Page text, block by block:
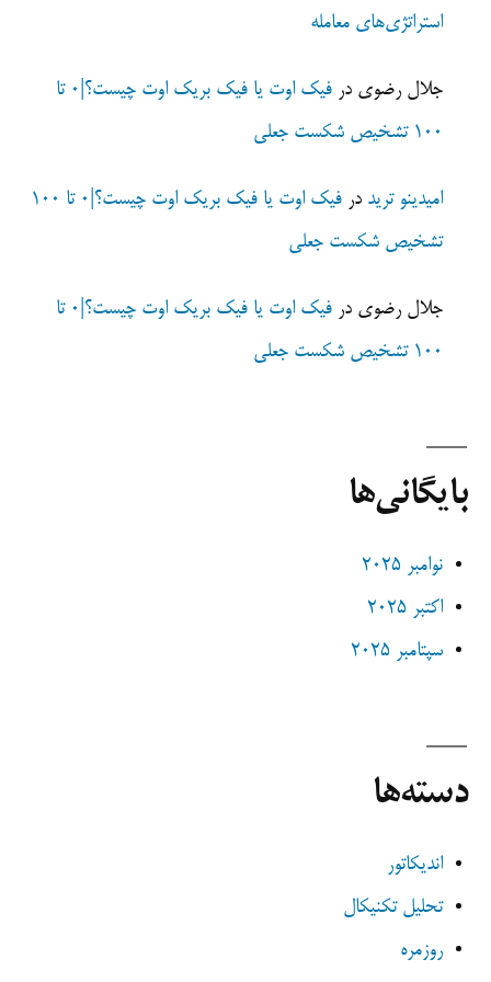
استراتژی‌های معامله
جلال رضوی در
فیک اوت یا فیک بریک اوت چیست؟|0 تا
100 تشخیص شکست جعلی
امیدینو ترید در
فیک اوت یا فیک بریک اوت چیست؟|0 تا 100
تشخیص شکست جعلی
جلال رضوی در
فیک اوت یا فیک بریک اوت چیست؟|0 تا
100 تشخیص شکست جعلی
بایگانی‌ها
نوامبر 2025
اکتبر 2025
سپتامبر 2025
دسته‌ها
اندیکاتور
تحلیل تکنیکال
روزمره